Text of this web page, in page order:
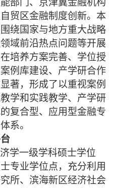
部门、京津冀金融机构
贸区金融制度创新。本
绕国家与地方重大战略
域前沿热点问题等开展
培养方案完善、学位授
例库建设、产学研合作
著，形成了以重视案例
学和实践教学、产学研
复合型、应用型金融专
系。
学一级学科硕士学位
专业学位点，充分利用
所、滨海新区经济社会